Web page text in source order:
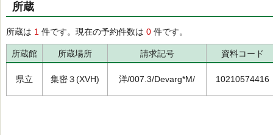
所蔵
所蔵は 1 件です。現在の予約件数は 0 件です。
所蔵館 所蔵場所 請求記号 資料コード
県立 集密３(XVH) 洋/007.3/Devarg*M/ 10210574416